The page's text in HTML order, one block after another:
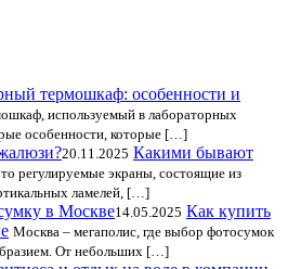
термошкаф: особенности и
используемый в лабораторных
особенности, которые […]
20.11.2025 Какими бывают
регулируемые экраны, состоящие из
ламелей, […]
14.05.2025 Как купить
Москва – мегаполис, где выбор фотосумок
От небольших […]